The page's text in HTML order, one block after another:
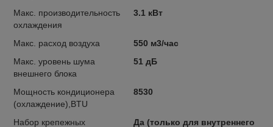
Макс. производительность
охлаждения
3.1 кВт
Макс. расход воздуха
550 м3/час
Макс. уровень шума
внешнего блока
51 дБ
Мощность кондиционера
(охлаждение),BTU
8530
Набор крепежных Да (только для внутреннего